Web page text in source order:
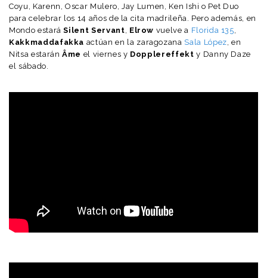
Coyu, Karenn, Oscar Mulero, Jay Lumen, Ken Ishi o Pet Duo
para celebrar los 14 años de la cita madrileña. Pero además, en
Mondo estaráSilent Servant, Elrow vuelve a Florida 135,
Kakkmaddafakka actúan en la zaragozana Sala López, en
Nitsa estaránÂme el viernes y Dopplereffekt y Danny Daze
el sábado.